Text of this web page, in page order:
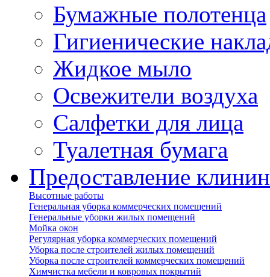
Бумажные полотенца
Гигиенические
Жидкое мыло
Освежители воздуха
Салфетки для лица
Туалетная бумага
Предоставление
Высотные работы
Генеральная уборка коммерческих помещений
Генеральные уборки жилых помещений
Мойка окон
Регулярная уборка коммерческих помещений
Уборка после строителей жилых помещений
Уборка после строителей коммерческих помещений
Химчистка мебели и ковровых покрытий